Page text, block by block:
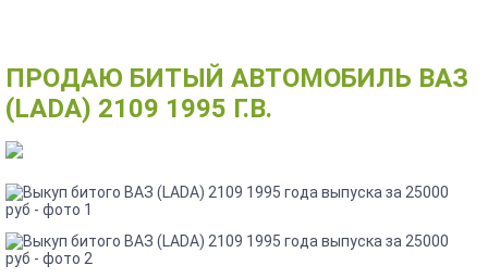
ПРОДАЮ БИТЫЙ АВТОМОБИЛЬ ВАЗ
(LADA) 2109 1995 Г.В.